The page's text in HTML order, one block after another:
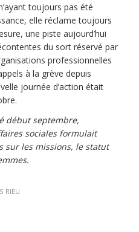
toujours pas été
elle réclame toujours
une piste aujourd’hui
du sort réservé par
professionnelles
à la grève depuis
journée d’action était
début septembre,
sociales formulait
sur les missions, le statut
RIEU